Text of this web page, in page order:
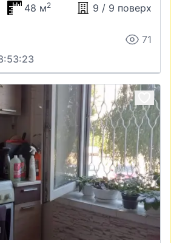
48 м2 9 / 9 поверх
71